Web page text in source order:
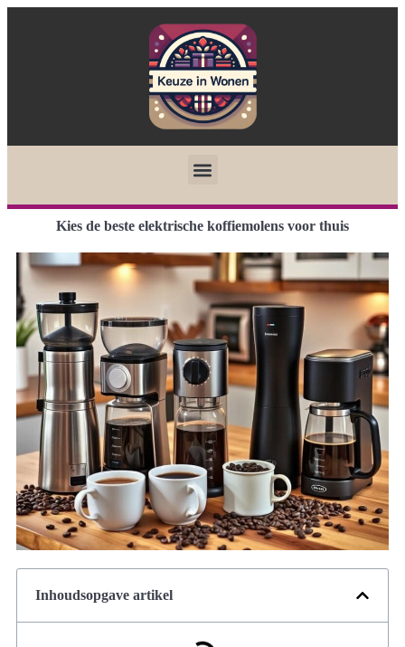
Kies de beste elektrische koffiemolens voor thuis
Inhoudsopgave artikel